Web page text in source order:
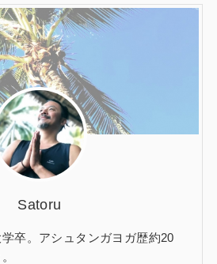
Satoru
卒。アシュタンガヨガ歴約20